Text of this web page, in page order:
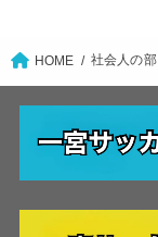
HOME 社会人の部